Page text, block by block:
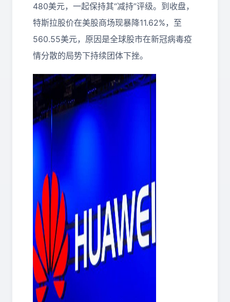
480美元，一起保持其“减持”评级。到收盘，
特斯拉股价在美股商场现暴降11.62%，至
560.55美元，原因是全球股市在新冠病毒疫
情分散的局势下持续团体下挫。